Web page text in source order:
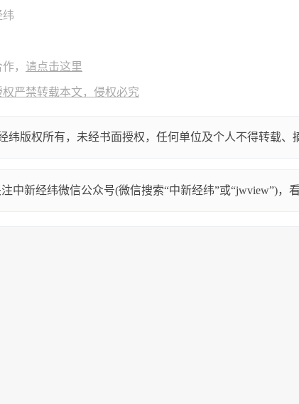
纬
， 请点击这里
严禁转载本文，侵权必究
纬版权所有，未经书面授权，任何单位及个人不得转载、
中新经纬微信公众号(微信搜索“中新经纬”或“jwview”)，